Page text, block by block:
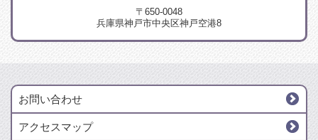
〒650-0048
兵庫県神戸市中央区神戸空港8
お問い合わせ
アクセスマップ